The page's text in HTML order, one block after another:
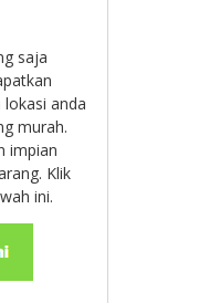
saja
anda
murah.
impian
Klik
ini.